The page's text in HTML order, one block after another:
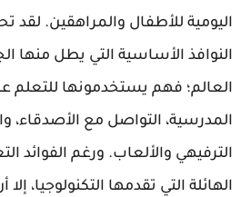
اليومية للأطفال والمراهقين. لقد
النوافذ الأساسية التي يطل منها
العالم؛ فهم يستخدمونها للتعلم
المدرسية، التواصل مع الأصدقاء،
الترفيهي والألعاب. ورغم الفوائد
الهائلة التي تقدمها التكنولوجيا،